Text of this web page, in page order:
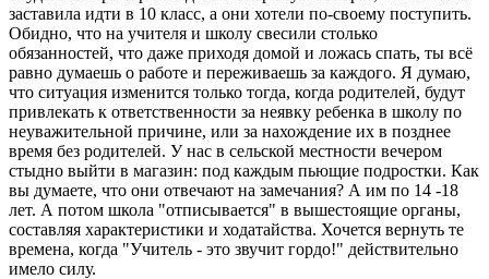
заставила идти в 10 класс, а они хотели по-своему поступить.
Обидно, что на учителя и школу свесили столько
обязанностей, что даже приходя домой и ложась спать, ты всё
равно думаешь о работе и переживаешь за каждого. Я думаю,
что ситуация изменится только тогда, когда родителей, будут
привлекать к ответственности за неявку ребенка в школу по
неуважительной причине, или за нахождение их в позднее
время без родителей. У нас в сельской местности вечером
стыдно выйти в магазин: под каждым пьющие подростки. Как
вы думаете, что они отвечают на замечания? А им по 14 -18
лет. А потом школа "отписывается" в вышестоящие органы,
составляя характеристики и ходатайства. Хочется вернуть те
времена, когда "Учитель - это звучит гордо!" действительно
имело силу.